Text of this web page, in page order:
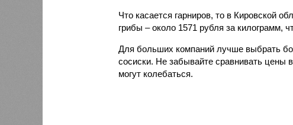
Что касается гарниров, то в Кировской
грибы – около 1571 рубля за килограмм,
Для больших компаний лучше выбрать
сосиски. Не забывайте сравнивать цены
могут колебаться.